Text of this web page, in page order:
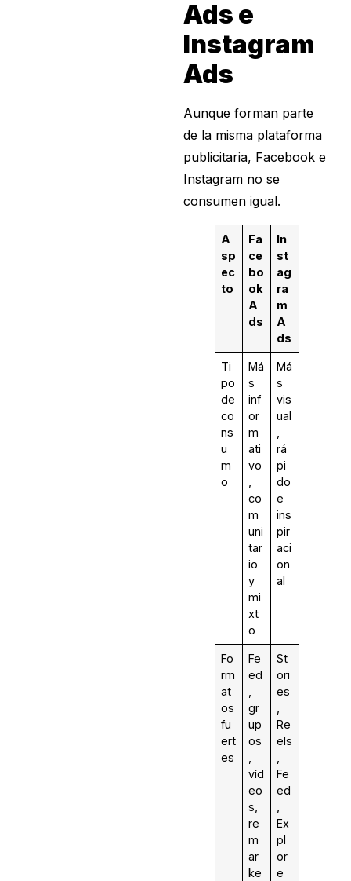
Ads e
Instagram
Ads
Aunque forman parte
de la misma plataforma
publicitaria, Facebook e
Instagram no se
consumen igual.
A
sp
ec
to
Fa
ce
bo
ok
A
ds
In
st
ag
ra
m
A
ds
Ti
po
de
co
ns
u
m
o
Má
s
inf
or
m
ati
vo
co
m
uni
tar
io
y
mi
xt
o
Má
s
vis
ual
rá
pi
do
e
ins
pir
aci
on
al
Fo
rm
at
os
fu
ert
es
Fe
ed
gr
up
os
víd
eo
s,
re
m
ar
ke
St
ori
es
Re
els
Fe
ed
Ex
pl
or
e